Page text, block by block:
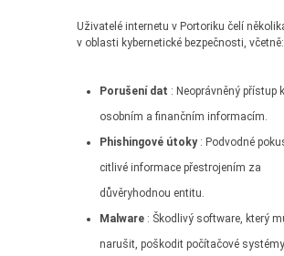
Uživatelé internetu v Portoriku čelí
v oblasti kybernetické bezpečnosti, včetně:
Porušení dat : Neoprávněný přístup
osobním a finančním informacím.
Phishingové útoky: Podvodné
citlivé informace přestrojením za
důvěryhodnou entitu.
Malware : Škodlivý software, který
narušit, poškodit počítačové